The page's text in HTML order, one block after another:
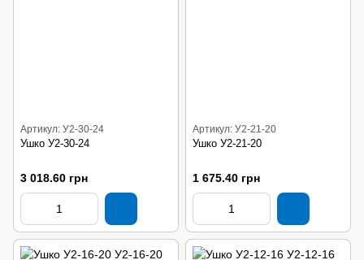
Артикул: У2-30-24
Ушко У2-30-24
3 018.60 грн
Артикул: У2-21-20
Ушко У2-21-20
1 675.40 грн